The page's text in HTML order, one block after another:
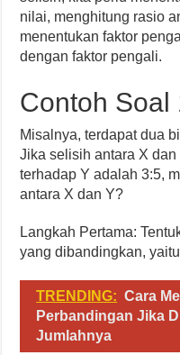
nilai, menghitung rasio
menentukan faktor
dengan faktor pengali.
Contoh Soal
Misalnya, terdapat dua
Jika selisih antara X
terhadap Y adalah 3:5,
antara X dan Y?
Langkah Pertama:
yang dibandingkan,
TRENDING: Cara
Perbandingan Jika
Jumlahnya